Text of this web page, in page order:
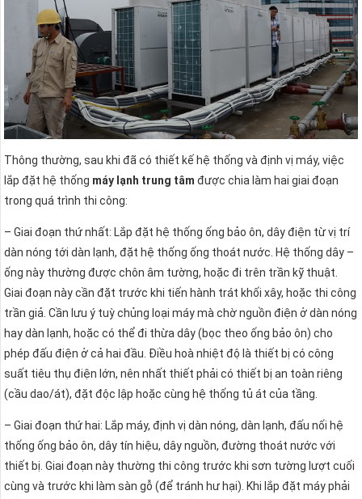
Thông thường, sau khi đã có thiết kế hệ thống và định vị máy, việc
lắp đặt hệ thống máy lạnh trung tâm được chia làm hai giai đoạn
trong quá trình thi công:
– Giai đoạn thứ nhất: Lắp đặt hệ thống ống bảo ôn, dây điện từ vị trí
dàn nóng tới dàn lạnh, đặt hệ thống ống thoát nước. Hệ thống dây –
ống này thường được chôn âm tường, hoặc đi trên trần kỹ thuật.
Giai đoạn này cần đặt trước khi tiến hành trát khối xây, hoặc thi công
trần giả. Cần lưu ý tuỳ chủng loại máy mà chờ nguồn điện ở dàn nóng
hay dàn lạnh, hoặc có thể đi thừa dây (bọc theo ống bảo ôn) cho
phép đấu điện ở cả hai đầu. Điều hoà nhiệt độ là thiết bị có công
suất tiêu thụ điện lớn, nên nhất thiết phải có thiết bị an toàn riêng
(cầu dao/át), đặt độc lập hoặc cùng hệ thống tủ át của tầng.
– Giai đoạn thứ hai: Lắp máy, định vị dàn nóng, dàn lạnh, đấu nối hệ
thống ống bảo ôn, dây tín hiệu, dây nguồn, đường thoát nước với
thiết bị. Giai đoạn này thường thi công trước khi sơn tường lượt cuối
cùng và trước khi làm sàn gỗ (để tránh hư hại). Khi lắp đặt máy phải